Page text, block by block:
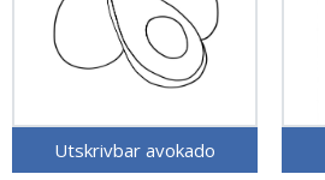
Utskrivbar avokado